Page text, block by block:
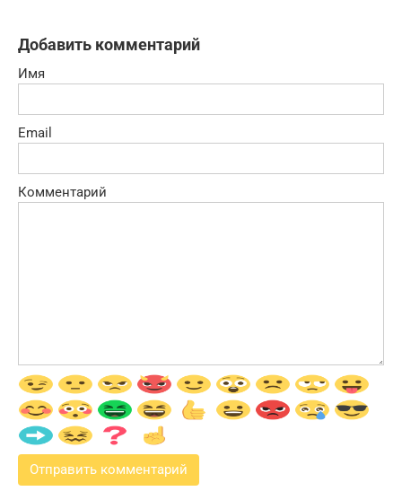
Добавить комментарий
Имя
Email
Комментарий